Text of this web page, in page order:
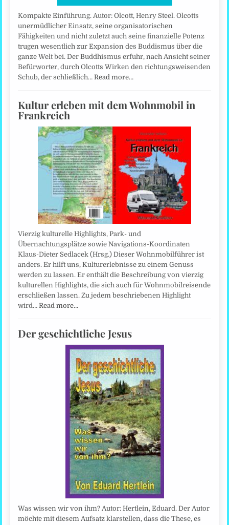
Kompakte Einführung. Autor: Olcott, Henry Steel. Olcotts
unermüdlicher Einsatz, seine organisatorischen
Fähigkeiten und nicht zuletzt auch seine finanzielle Potenz
trugen wesentlich zur Expansion des Buddismus über die
ganze Welt bei. Der Buddhismus erfuhr, nach Ansicht seiner
Befürworter, durch Olcotts Wirken den richtungsweisenden
Schub, der schließlich…Read more…
Kultur erleben mit dem Wohnmobil in
Frankreich
Vierzig kulturelle Highlights, Park- und
Übernachtungsplätze sowie Navigations-Koordinaten
Klaus-Dieter Sedlacek (Hrsg.) Dieser Wohnmobilführer ist
anders. Er hilft uns, Kulturerlebnisse zu einem Genuss
werden zu lassen. Er enthält die Beschreibung von vierzig
kulturellen Highlights, die sich auch für Wohnmobilreisende
erschließen lassen. Zu jedem beschriebenen Highlight
wird…Read more…
Der geschichtliche Jesus
Was wissen wir von ihm? Autor: Hertlein, Eduard. Der Autor
möchte mit diesem Aufsatz klarstellen, dass die These, es